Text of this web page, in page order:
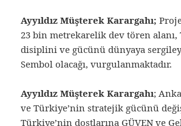
Ayyıldız Müşterek Karargahı;
23 bin metrekarelik dev tören
disiplini ve gücünü dünyaya
Sembol olacağı, vurgulanmaktadır.
Ayyıldız Müşterek Karargahı;
ve Türkiye’nin stratejik gücünü
Türkiye’nin dostlarına GÜVEN ve